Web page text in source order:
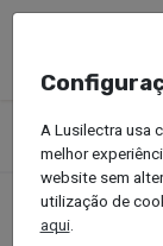
Produtos
Empilhador
A Lusilectra usa
melhor
website sem
utilização de
aqui.